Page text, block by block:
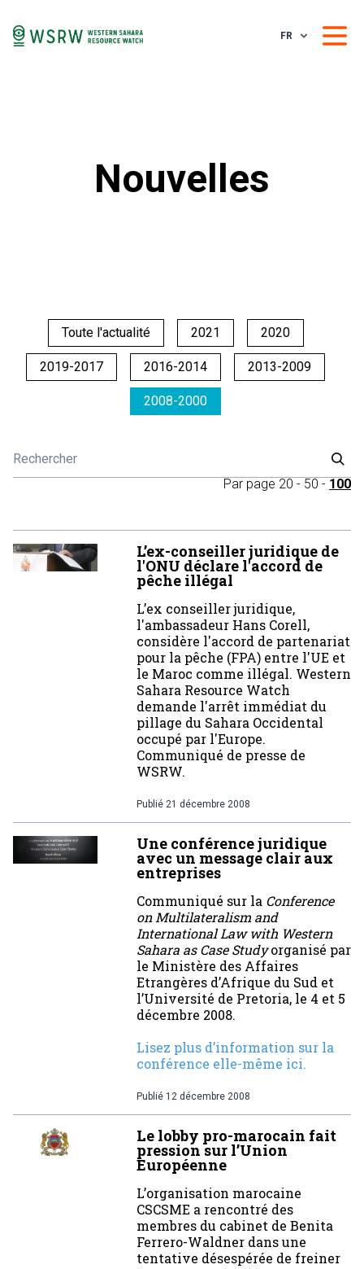
FR
Nouvelles
Toute l'actualité 2021 2020
2019-2017 2016-2014 2013-2009
2008-2000
Par page 20 - 50 - 100
L’ex-conseiller juridique de
l'ONU déclare l'accord de
pêche illégal
L’ex conseiller juridique,
l'ambassadeur Hans Corell,
considère l'accord de partenariat
pour la pêche (FPA) entre l'UE et
le Maroc comme illégal. Western
Sahara Resource Watch
demande l'arrêt immédiat du
pillage du Sahara Occidental
occupé par l'Europe.
Communiqué de presse de
WSRW.
Publié 21 décembre 2008
Une conférence juridique
avec un message clair aux
entreprises
Communiqué sur la Conference
on Multilateralism and
International Law with Western
Sahara as Case Studyorganisé par
le Ministère des Affaires
Etrangères d’Afrique du Sud et
l’Université de Pretoria, le 4 et 5
décembre 2008.
Lisez plus d’information sur la
conférence elle-même ici.
Publié 12 décembre 2008
Le lobby pro-marocain fait
pression sur l’Union
Européenne
L’organisation marocaine
CSCSME a rencontré des
membres du cabinet de Benita
Ferrero-Waldner dans une
tentative désespérée de freiner